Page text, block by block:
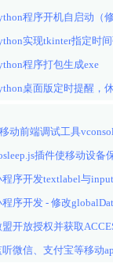
程序开机自启动（
实现tkinter指定时
程序打包生成exe
桌面版定时提醒，
动前端调试工具
插件使移动设备
程序开发textlabel与
程序开发 - 修改
盟开放授权并获取